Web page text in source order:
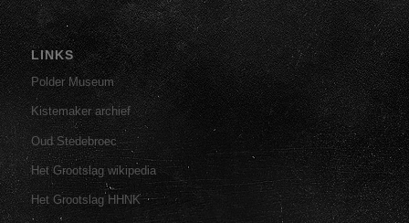
LINKS
Polder Museum
Kistemaker archief
Oud Stedebroec
Het Grootslag wikipedia
Het Grootslag HHNK